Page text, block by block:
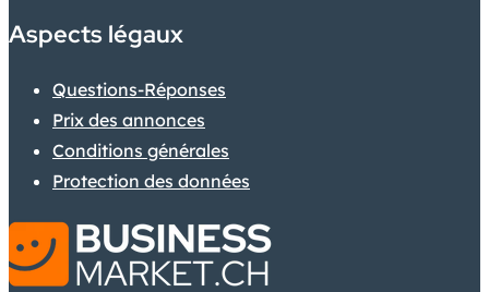
Aspects légaux
Questions-Réponses
Prix des annonces
Conditions générales
Protection des données